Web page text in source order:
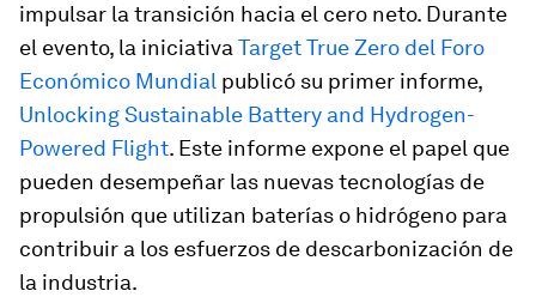
impulsar la transición hacia el cero neto. Durante
el evento, la iniciativa Target True Zero del Foro
Económico Mundial publicó su primer informe,
Unlocking Sustainable Battery and Hydrogen-
Powered Flight. Este informe expone el papel que
pueden desempeñar las nuevas tecnologías de
propulsión que utilizan baterías o hidrógeno para
contribuir a los esfuerzos de descarbonización de
la industria.